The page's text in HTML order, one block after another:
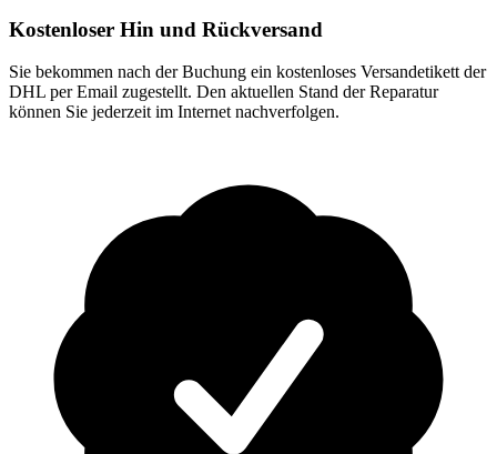
Kostenloser Hin und Rückversand
Sie bekommen nach der Buchung ein kostenloses Versandetikett der
DHL per Email zugestellt. Den aktuellen Stand der Reparatur
können Sie jederzeit im Internet nachverfolgen.